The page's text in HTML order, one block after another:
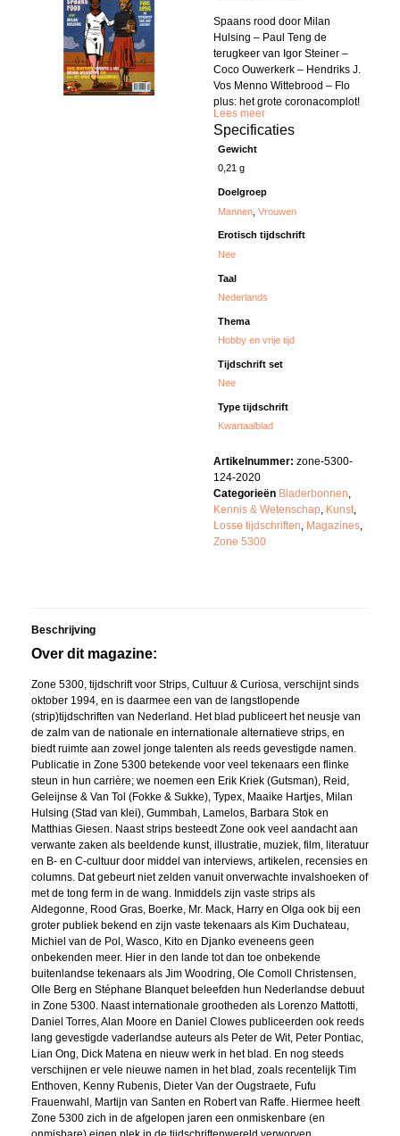
Spaans rood door Milan
Hulsing – Paul Teng de
terugkeer van Igor Steiner –
Coco Ouwerkerk – Hendriks J.
Vos Menno Wittebrood – Flo
plus: het grote coronacomplot!
Lees meer
Specificaties
Gewicht
0,21 g
Doelgroep
Mannen ,Vrouwen
Erotisch tijdschrift
Nee
Taal
Nederlands
Thema
Hobby en vrije tijd
Tijdschrift set
Nee
Type tijdschrift
Kwartaalblad
Artikelnummer: zone-5300-
124-2020
Categorieën Bladerbonnen,
Kennis & Wetenschap, Kunst,
Losse tijdschriften, Magazines,
Zone 5300
Beschrijving
Over dit magazine:
Zone 5300, tijdschrift voor Strips, Cultuur & Curiosa, verschijnt sinds
oktober 1994, en is daarmee een van de langstlopende
(strip)tijdschriften van Nederland. Het blad publiceert het neusje van
de zalm van de nationale en internationale alternatieve strips, en
biedt ruimte aan zowel jonge talenten als reeds gevestigde namen.
Publicatie in Zone 5300 betekende voor veel tekenaars een flinke
steun in hun carrière; we noemen een Erik Kriek (Gutsman), Reid,
Geleijnse & Van Tol (Fokke & Sukke), Typex, Maaike Hartjes, Milan
Hulsing (Stad van klei), Gummbah, Lamelos, Barbara Stok en
Matthias Giesen. Naast strips besteedt Zone ook veel aandacht aan
verwante zaken als beeldende kunst, illustratie, muziek, film, literatuur
en B- en C-cultuur door middel van interviews, artikelen, recensies en
columns. Dat gebeurt niet zelden vanuit onverwachte invalshoeken of
met de tong ferm in de wang. Inmiddels zijn vaste strips als
Aldegonne, Rood Gras, Boerke, Mr. Mack, Harry en Olga ook bij een
groter publiek bekend en zijn vaste tekenaars als Kim Duchateau,
Michiel van de Pol, Wasco, Kito en Djanko eveneens geen
onbekenden meer. Hier in den lande tot dan toe onbekende
buitenlandse tekenaars als Jim Woodring, Ole Comoll Christensen,
Olle Berg en Stéphane Blanquet beleefden hun Nederlandse debuut
in Zone 5300. Naast internationale grootheden als Lorenzo Mattotti,
Daniel Torres, Alan Moore en Daniel Clowes publiceerden ook reeds
lang gevestigde vaderlandse auteurs als Peter de Wit, Peter Pontiac,
Lian Ong, Dick Matena en nieuw werk in het blad. En nog steeds
verschijnen er vele nieuwe namen in het blad, zoals recentelijk Tim
Enthoven, Kenny Rubenis, Dieter Van der Ougstraete, Fufu
Frauenwahl, Martijn van Santen en Robert van Raffe. Hiermee heeft
Zone 5300 zich in de afgelopen jaren een onmiskenbare (en